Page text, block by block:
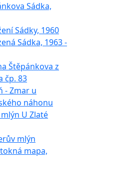
Sádka,
Sádky, 1960
Sádka, 1963 -
Štěpánkova z
čp. 83
- Zmar u
náhonu
U Zlaté
mlýn
mapa,